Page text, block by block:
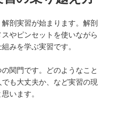
剖実習が始まります。解剖
やピンセットを使いながら
みを学ぶ実習です。
関門です。どのようなこと
も大丈夫か、など実習の現
います。
の乗り越え方